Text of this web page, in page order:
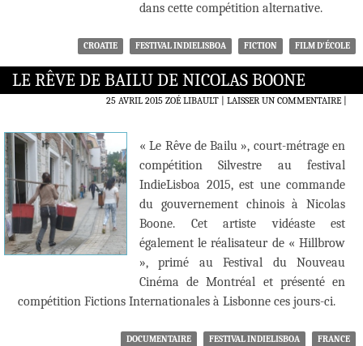
dans cette compétition alternative.
CROATIE FESTIVAL INDIELISBOA FICTION FILM D'ÉCOLE
LE RÊVE DE BAILU DE NICOLAS BOONE
25 AVRIL 2015 ZOÉ LIBAULT LAISSER UN COMMENTAIRE|
« Le Rêve de Bailu », court-métrage en
compétition Silvestre au festival
IndieLisboa 2015, est une commande
du gouvernement chinois à Nicolas
Boone. Cet artiste vidéaste est
également le réalisateur de « Hillbrow
», primé au Festival du Nouveau
Cinéma de Montréal et présenté en
compétition Fictions Internationales à Lisbonne ces jours-ci.
DOCUMENTAIRE FESTIVAL INDIELISBOA FRANCE